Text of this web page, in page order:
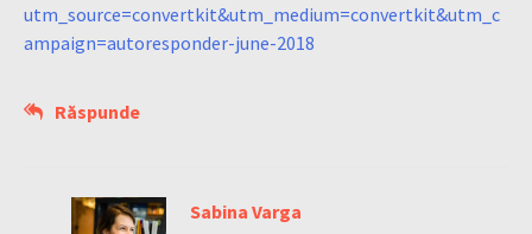
utm_source=convertkit&utm_medium=convertkit&utm_c
ampaign=autoresponder-june-2018
Răspunde
Sabina Varga